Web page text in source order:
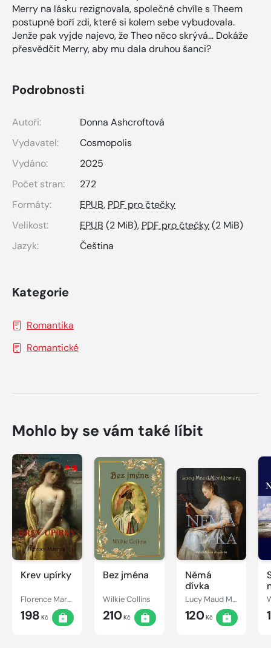
Merry na lásku rezignovala, společné chvíle s Theem
postupně boří zdi, které si kolem sebe vybudovala.
Jenže pak vyjde najevo, že Theo něco skrývá… Dokáže
přesvědčit Merry, aby mu dala druhou šanci?
Podrobnosti
Autoři:
Donna Ashcroftová
Vydavatel:
Cosmopolis
Vydáno:
2025
Počet stran:
272
Formáty:
EPUB,PDF pro čtečky
Velikost:
EPUB (2 MiB),PDF pro čtečky(2 MiB)
Jazyk:
Čeština
Kategorie
Romantika
Romantické
Mohlo by se vám také líbit
Krev upírky
Florence Marryat
198 Kč
Bez jména
Wilkie Collins
210Kč
Němá
dívka
Lucy Maud Montgomery
120Kč